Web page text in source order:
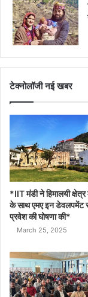
टेक्नोलॉजी नई खबर
*IIT मंडी ने हिमालयी क्षेत्र
के साथ एमए इन डेवलपमेंट
प्रवेश की घोषणा की*
March 25, 2025